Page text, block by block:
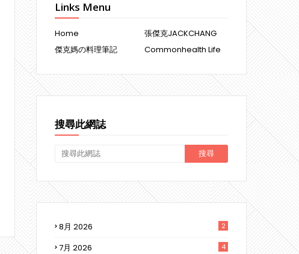
Links Menu
Home
張傑克JACKCHANG
傑克媽の料理筆記
Commonhealth Life
搜尋此網誌
8月 2026 2
7月 2026 4